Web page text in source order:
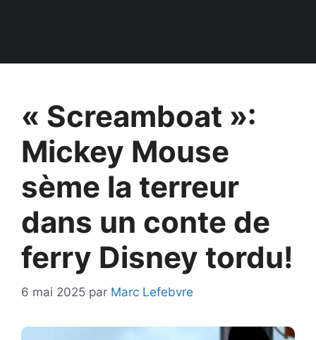
« Screamboat »:
Mickey Mouse
sème la terreur
dans un conte de
ferry Disney tordu!
6 mai 2025 par Marc Lefebvre